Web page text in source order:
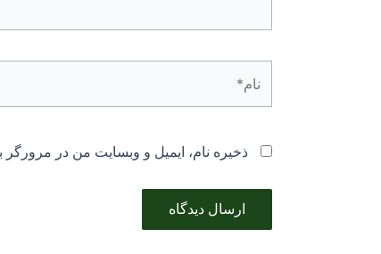
ذخیره نام، ایمیل و وبسایت من در